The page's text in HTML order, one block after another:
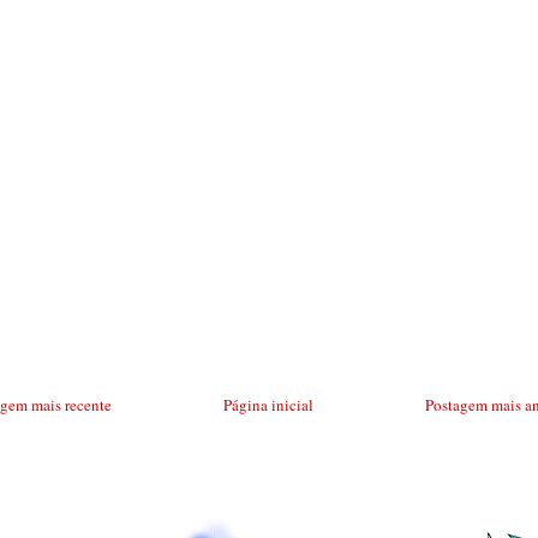
mais recente Postagem mais
Página inicial